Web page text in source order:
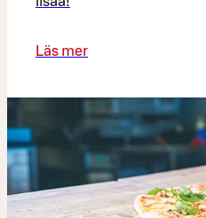
Läs mer